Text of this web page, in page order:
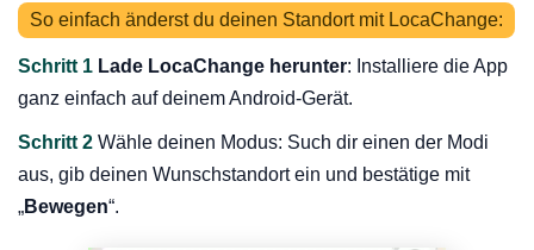
So einfach änderst du deinen Standort mit LocaChange:
Schritt 1 Lade LocaChange herunter: Installiere die App
ganz einfach auf deinem Android-Gerät.
Schritt 2 Wähle deinen Modus: Such dir einen der Modi
aus, gib deinen Wunschstandort ein und bestätige mit
„Bewegen“.